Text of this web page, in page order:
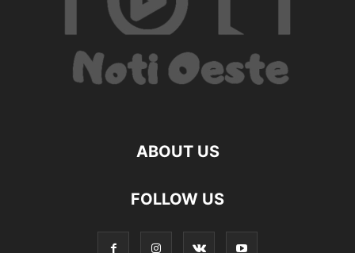
ABOUT US
FOLLOW US